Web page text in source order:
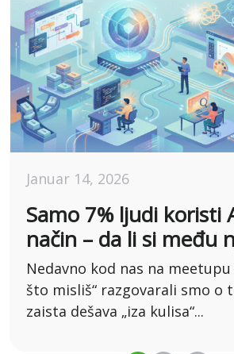
Januar 14, 2026
Samo 7% ljudi koristi
način – da li si među
Nedavno kod nas na meetupu
što misliš“ razgovarali smo o
zaista dešava „iza kulisa“...